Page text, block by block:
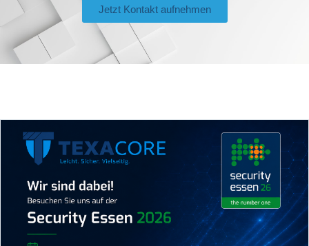
Jetzt Kontakt aufnehmen